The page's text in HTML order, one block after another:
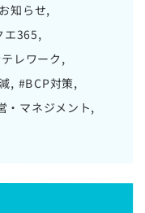
知らせ
エ365
レワーク
#BCP対策
・マネジメント